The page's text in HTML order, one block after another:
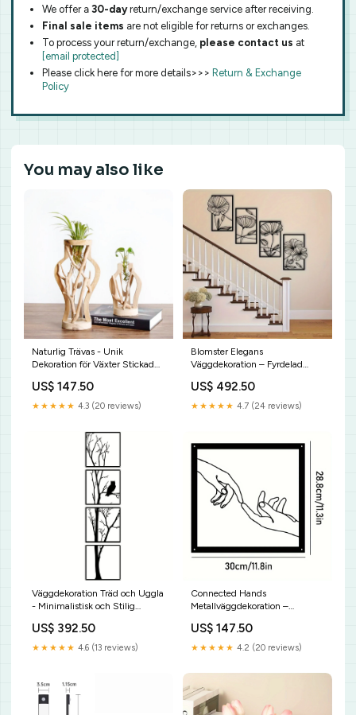
We offer a 30-dayreturn/exchange service after receiving.
Final sale items are not eligible for returns or exchanges.
To process your return/exchange, please contact us at
[email protected]
Please click here for more details>>> Return & Exchange
Policy
You may also like
Naturlig Trävas - Unik
Dekoration för Växter Stickad
US$ 147.50
★★★★★ 4.3 (20 reviews)
Blomster Elegans
Väggdekoration – Fyrdelad
ansigtsservietter
US$ 492.50
★★★★★ 4.7 (24 reviews)
Väggdekoration Träd och Uggla
- Minimalistisk och Stilig
US$ 392.50
★★★★★ 4.6 (13 reviews)
Connected Hands
Metallväggdekoration –
Nadelse inserter
US$ 147.50
★★★★★ 4.2 (20 reviews)